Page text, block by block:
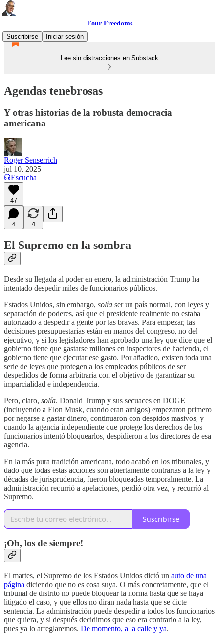
Four Freedoms
Suscribirse
Iniciar sesión
Lee sin distracciones en Substack
Agendas tenebrosas
Y otras historias de la robusta democracia
americana
Roger Senserrich
jul 10, 2025
Escucha
47
4 4
El Supremo en la sombra
Desde su llegada al poder en enero, la administración Trump ha
intentado despedir miles de funcionarios públicos.
Estados Unidos, sin embargo, solía ser un país normal, con leyes y
separación de poderes, así que el presidente realmente no estaba
autorizado a despedir a gente por las bravas. Para empezar, las
decisiones presupuestarias están en manos del congreso, no del
ejecutivo, y si los legisladores han aprobado una ley que dice que el
gobierno tiene que gastarse millones en inspectores de hacienda, el
gobierno tiene que ejecutar ese gasto. Por añadido, existen toda una
serie de leyes que protegen a los empleados públicos de ser
despedidos de forma arbitraria con el objetivo de garantizar su
imparcialidad e independencia.
Pero, claro, solía. Donald Trump y sus secuaces en DOGE
(incluyendo a Elon Musk, cuando eran amigos) empezaron primero
por negarse a gastar dinero, continuaron con despidos masivos, y
cuando la agencia independiente que protege los derechos de los
funcionarios intentó bloquearlos, despidieron a los directores de esa
agencia.
En la más pura tradición americana, todo acabó en los tribunales, y
dado que todas estas acciones son abiertamente contrarias a la ley y
décadas de jurisprudencia, fueron bloqueadas temporalmente. La
administración recurrió a apelaciones, perdió otra vez, y recurrió al
Supremo.
Suscribirse
¡Oh, los de siempre!
El martes, el Supremo de los Estados Unidos dictó un auto de una
página diciendo que no es cosa suya. O más concretamente, que el
tribunal de distrito no puede bloquear la norma hasta que se haya
litigado el caso, y que ellos no dirán nada hasta que se dicte
sentencia. La administración puede despedir a todos los funcionarios
que quiera, y si después decidimos que eso era contrario a la ley,
pues ya lo arreglaremos. De momento, a la calle y ya.